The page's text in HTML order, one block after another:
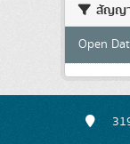
สัญญ
Open